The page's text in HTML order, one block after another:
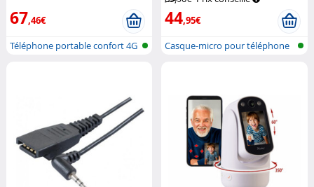
67,46€
Téléphone portable confort 4G
44,95€
Casque-micro pour téléphone